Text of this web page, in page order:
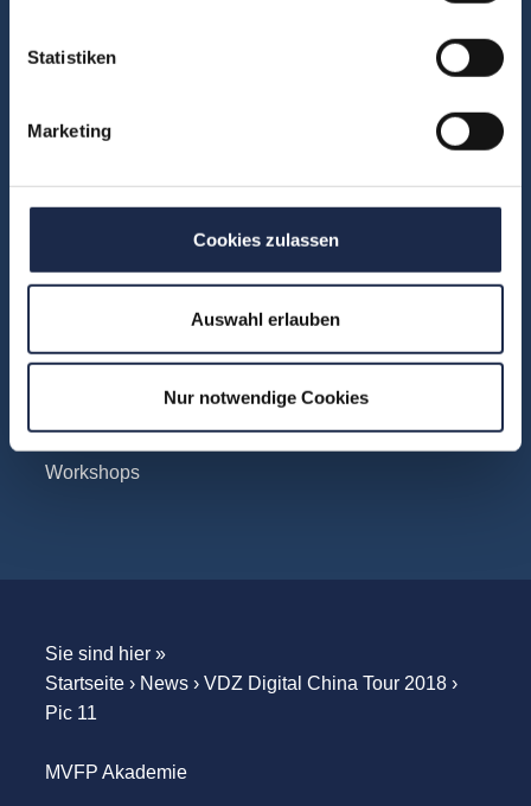
Statistiken
Marketing
Cookies zulassen
Auswahl erlauben
Nur notwendige Cookies
Marketing
Social & Community
Unternehmensbesuche
WebSeminare
WebSessions
Workshops
Sie sind hier »
Startseite› News› VDZ Digital China Tour 2018›
Pic 11
MVFP Akademie